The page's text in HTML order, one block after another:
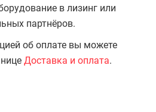
в лизинг или
партнёров.
об оплате вы можете
Доставка и оплата.